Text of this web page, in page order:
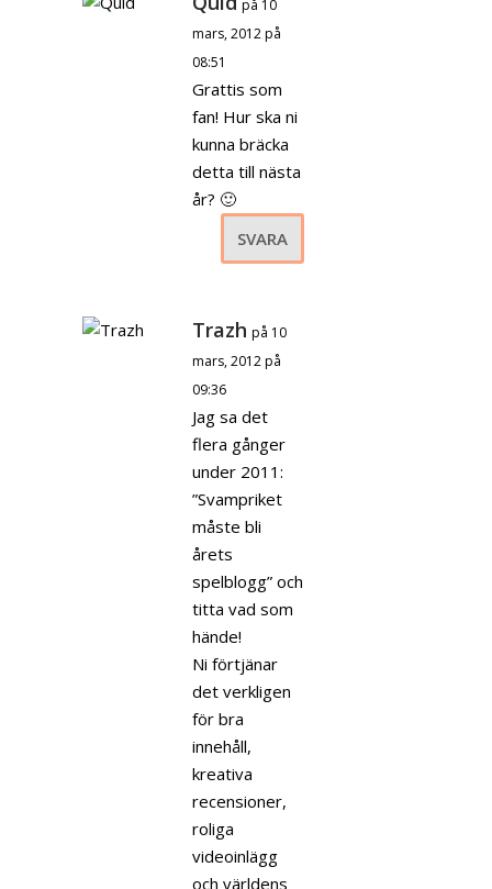
på 10
mars, 2012 på
08:51
Grattis som
fan! Hur ska ni
kunna bräcka
detta till nästa
år? 🙂
SVARA
Trazh på 10
mars, 2012 på
09:36
Jag sa det
flera gånger
under 2011:
”Svampriket
måste bli
årets
spelblogg” och
titta vad som
hände!
Ni förtjänar
det verkligen
för bra
innehåll,
kreativa
recensioner,
roliga
videoinlägg
och världens